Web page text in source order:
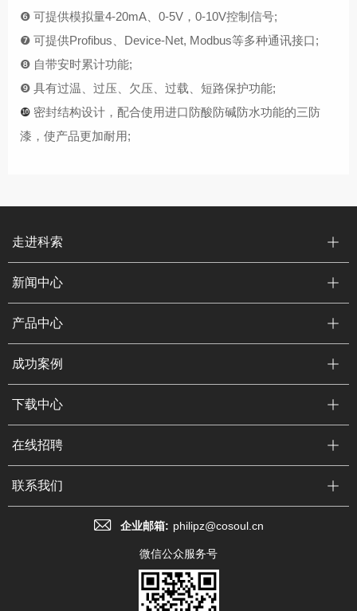
❻ 可提供模拟量4-20mA、0-5V，0-10V控制信号;
❼ 可提供Profibus、Device-Net, Modbus等多种通讯接口;
❽ 自带安时累计功能;
❾ 具有过温、过压、欠压、过载、短路保护功能;
❿ 密封结构设计，配合使用进口防酸防碱防水功能的三防
漆，使产品更加耐用;
走进科索
新闻中心
产品中心
成功案例
下载中心
在线招聘
联系我们
企业邮箱: philipz@cosoul.cn
微信公众服务号